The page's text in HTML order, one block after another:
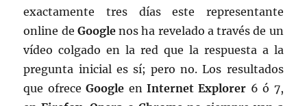
exactamente tres días este representante
online de Googlenos ha revelado a través de un
vídeo colgado en la red que la respuesta a la
pregunta inicial es sí; pero no. Los resultados
que ofreceGoogle enInternet Explorer 6 ó 7,